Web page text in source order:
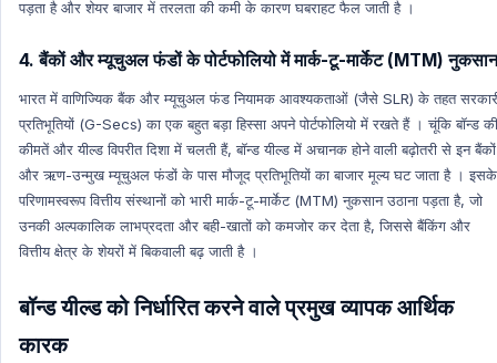
पड़ता है और शेयर बाजार में तरलता की कमी के कारण घबराहट फैल जाती है ।
4. बैंकों और म्यूचुअल फंडों के पोर्टफोलियो में मार्क-टू-मार्केट (MTM) नुकसान
भारत में वाणिज्यिक बैंक और म्यूचुअल फंड नियामक आवश्यकताओं (जैसे SLR) के तहत
प्रतिभूतियों (G-Secs) का एक बहुत बड़ा हिस्सा अपने पोर्टफोलियो में रखते हैं । चूंकि बॉन्ड की
कीमतें और यील्ड विपरीत दिशा में चलती हैं, बॉन्ड यील्ड में अचानक होने वाली बढ़ोतरी से इन बैंकों
और ऋण-उन्मुख म्यूचुअल फंडों के पास मौजूद प्रतिभूतियों का बाजार मूल्य घट जाता है । इसके
परिणामस्वरूप वित्तीय संस्थानों को भारी मार्क-टू-मार्केट (MTM) नुकसान उठाना पड़ता है, जो
उनकी अल्पकालिक लाभप्रदता और बही-खातों को कमजोर कर देता है, जिससे बैंकिंग और
वित्तीय क्षेत्र के शेयरों में बिकवाली बढ़ जाती है ।
बॉन्ड यील्ड को निर्धारित करने वाले प्रमुख व्यापक आर्थिक
कारक